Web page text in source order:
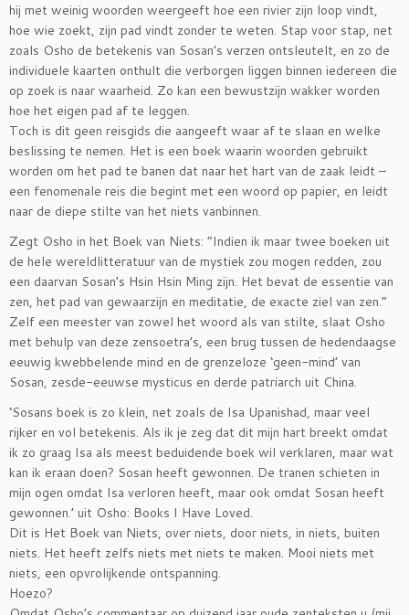
hij met weinig woorden weergeeft hoe een rivier zijn loop vindt,
hoe wie zoekt, zijn pad vindt zonder te weten. Stap voor stap, net
zoals Osho de betekenis van Sosan’s verzen ontsleutelt, en zo de
individuele kaarten onthult die verborgen liggen binnen iedereen die
op zoek is naar waarheid. Zo kan een bewustzijn wakker worden
hoe het eigen pad af te leggen.
Toch is dit geen reisgids die aangeeft waar af te slaan en welke
beslissing te nemen. Het is een boek waarin woorden gebruikt
worden om het pad te banen dat naar het hart van de zaak leidt –
een fenomenale reis die begint met een woord op papier, en leidt
naar de diepe stilte van het niets vanbinnen.
Zegt Osho in het Boek van Niets: “Indien ik maar twee boeken uit
de hele wereldlitteratuur van de mystiek zou mogen redden, zou
een daarvan Sosan’s Hsin Hsin Ming zijn. Het bevat de essentie van
zen, het pad van gewaarzijn en meditatie, de exacte ziel van zen.”
Zelf een meester van zowel het woord als van stilte, slaat Osho
met behulp van deze zensoetra’s, een brug tussen de hedendaagse
eeuwig kwebbelende mind en de grenzeloze ‘geen-mind’ van
Sosan, zesde-eeuwse mysticus en derde patriarch uit China.
‘Sosans boek is zo klein, net zoals de Isa Upanishad, maar veel
rijker en vol betekenis. Als ik je zeg dat dit mijn hart breekt omdat
ik zo graag Isa als meest beduidende boek wil verklaren, maar wat
kan ik eraan doen? Sosan heeft gewonnen. De tranen schieten in
mijn ogen omdat Isa verloren heeft, maar ook omdat Sosan heeft
gewonnen.’ uit Osho: Books I Have Loved.
Dit is Het Boek van Niets, over niets, door niets, in niets, buiten
niets. Het heeft zelfs niets met niets te maken. Mooi niets met
niets, een opvrolijkende ontspanning.
Hoezo?